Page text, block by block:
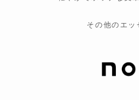
その他のエッ